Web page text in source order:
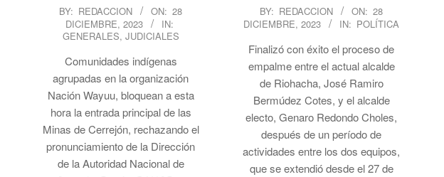
2023-BY: REDACCION ON: 28
DICIEMBRE, 2023
IN:
GENERALES, JUDICIALES
Comunidades indígenas
agrupadas en la organización
Nación Wayuu, bloquean a esta
hora la entrada principal de las
Minas de Cerrejón, rechazando el
pronunciamiento de la Dirección
de la Autoridad Nacional de
2023-
12-
28
BY: REDACCION ON: 28
DICIEMBRE, 2023
IN: POLÍTICA
Finalizó con éxito el proceso de
empalme entre el actual alcalde
de Riohacha, José Ramiro
Bermúdez Cotes, y el alcalde
electo, Genaro Redondo Choles,
después de un período de
actividades entre los dos equipos,
que se extendió desde el 27 de